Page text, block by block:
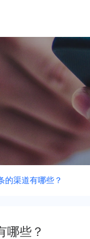
的渠道有哪些？
哪些？